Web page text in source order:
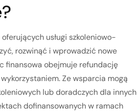
usługi szkoleniowo-
rozwinąć i wprowadzić nowe
finansowa obejmuje refundację
Ze wsparcia mogą
lub doradczych dla innych
dofinansowanych w ramach